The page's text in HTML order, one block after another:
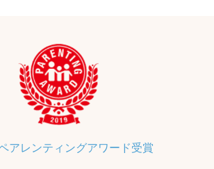
アレンティングアワード受賞